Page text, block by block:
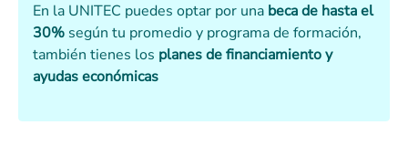
En la UNITEC puedes optar por una beca de hasta el
30% según tu promedio y programa de formación,
también tienes los planes de financiamiento y
ayudas económicas